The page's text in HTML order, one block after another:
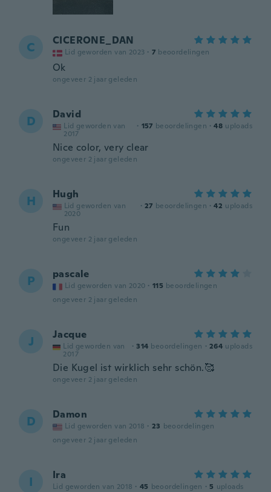
C CICERONE_DAN
Lid geworden van 2023 · 7 beoordelingen
Ok
ongeveer 2 jaar geleden
D David
Lid geworden van
2017
· 157 beoordelingen · 48 uploads
Nice color, very clear
ongeveer 2 jaar geleden
H Hugh
Lid geworden van
2020
· 27 beoordelingen · 42 uploads
Fun
ongeveer 2 jaar geleden
P pascale
Lid geworden van 2020 · 115 beoordelingen
ongeveer 2 jaar geleden
J Jacque
Lid geworden van
2017
· 314 beoordelingen · 264 uploads
Die Kugel ist wirklich sehr schön.🥰
ongeveer 2 jaar geleden
D Damon
Lid geworden van 2018 · 23 beoordelingen
ongeveer 2 jaar geleden
I Ira
Lid geworden van 2018 · 45 beoordelingen · 5 uploads